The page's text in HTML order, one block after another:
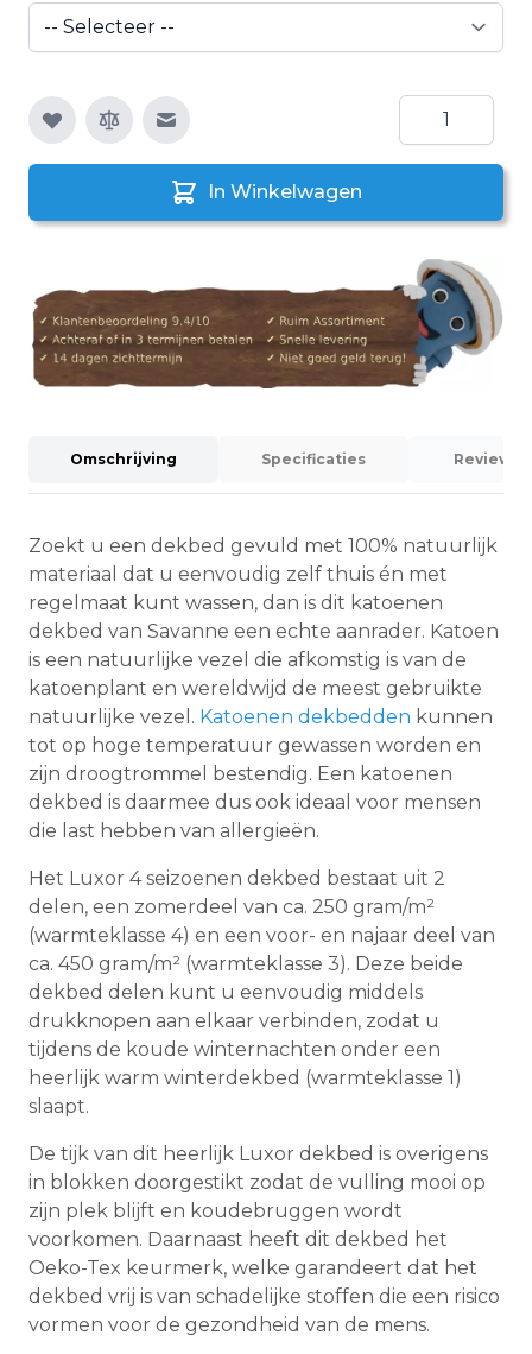
E-mail naar een vriend
Aantal
In Winkelwagen
Omschrijving Specificaties Reviews
Zoekt u een dekbed gevuld met 100% natuurlijk
materiaal dat u eenvoudig zelf thuis én met
regelmaat kunt wassen, dan is dit katoenen
dekbed van Savanne een echte aanrader. Katoen
is een natuurlijke vezel die afkomstig is van de
katoenplant en wereldwijd de meest gebruikte
natuurlijke vezel. Katoenen dekbedden kunnen
tot op hoge temperatuur gewassen worden en
zijn droogtrommel bestendig. Een katoenen
dekbed is daarmee dus ook ideaal voor mensen
die last hebben van allergieën.
Het Luxor 4 seizoenen dekbed bestaat uit 2
delen, een zomerdeel van ca. 250 gram/m²
(warmteklasse 4) en een voor- en najaar deel van
ca. 450 gram/m² (warmteklasse 3). Deze beide
dekbed delen kunt u eenvoudig middels
drukknopen aan elkaar verbinden, zodat u
tijdens de koude winternachten onder een
heerlijk warm winterdekbed (warmteklasse 1)
slaapt.
De tijk van dit heerlijk Luxor dekbed is overigens
in blokken doorgestikt zodat de vulling mooi op
zijn plek blijft en koudebruggen wordt
voorkomen. Daarnaast heeft dit dekbed het
Oeko-Tex keurmerk, welke garandeert dat het
dekbed vrij is van schadelijke stoffen die een risico
vormen voor de gezondheid van de mens.